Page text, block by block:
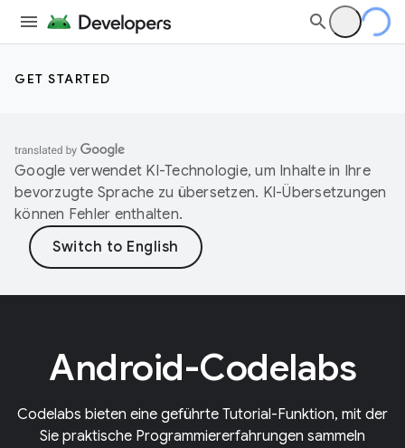
GET STARTED
Google verwendet KI-Technologie, um Inhalte in Ihre
bevorzugte Sprache zu übersetzen. KI-Übersetzungen
können Fehler enthalten.
Android-Codelabs
Codelabs bieten eine geführte Tutorial-Funktion, mit der
Sie praktische Programmiererfahrungen sammeln